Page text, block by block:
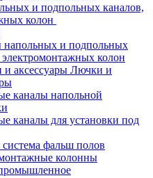
и подпольных каналов,
колон
напольных и подпольных
электромонтажных колон
Лючки и
каналы напольной
каналы для установки под
фальш полов
колонны